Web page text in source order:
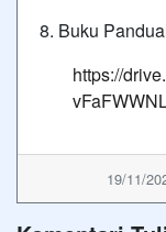
8. Buku
https://
19/11/